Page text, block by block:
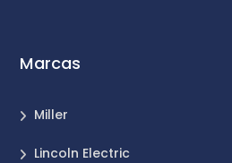
Marcas
Miller
Lincoln Electric